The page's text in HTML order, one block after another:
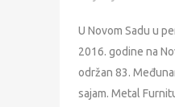
U Novom Sadu u
2016. godine na
održan 83.
sajam. Metal